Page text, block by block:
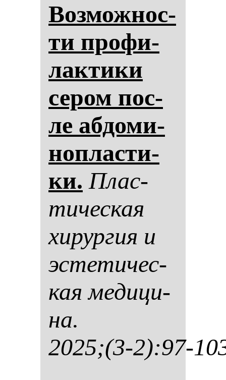
Воз­мож­нос­
ти про­фи­
лак­ти­ки
се­ром пос­
ле аб­до­ми­
ноп­лас­ти­
ки. Плас­
ти­чес­кая
хи­рур­гия и
эс­те­ти­чес­
кая ме­ди­ци­
на.
2025;(3-2):97-